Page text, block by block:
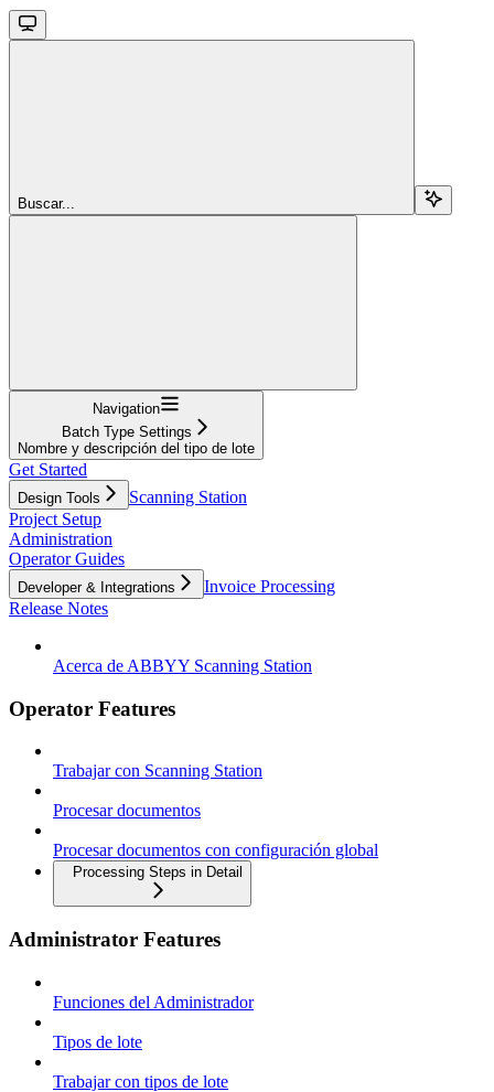
Buscar...
Navigation
Batch Type Settings
Nombre y descripción del tipo de lote
Get Started
Design Tools
Scanning Station
Project Setup
Administration
Operator Guides
Developer & Integrations
Invoice Processing
Release Notes
Acerca de ABBYY Scanning Station
Operator Features
Trabajar con Scanning Station
Procesar documentos
Procesar documentos con configuración global
Processing Steps in Detail
Administrator Features
Funciones del Administrador
Tipos de lote
Trabajar con tipos de lote